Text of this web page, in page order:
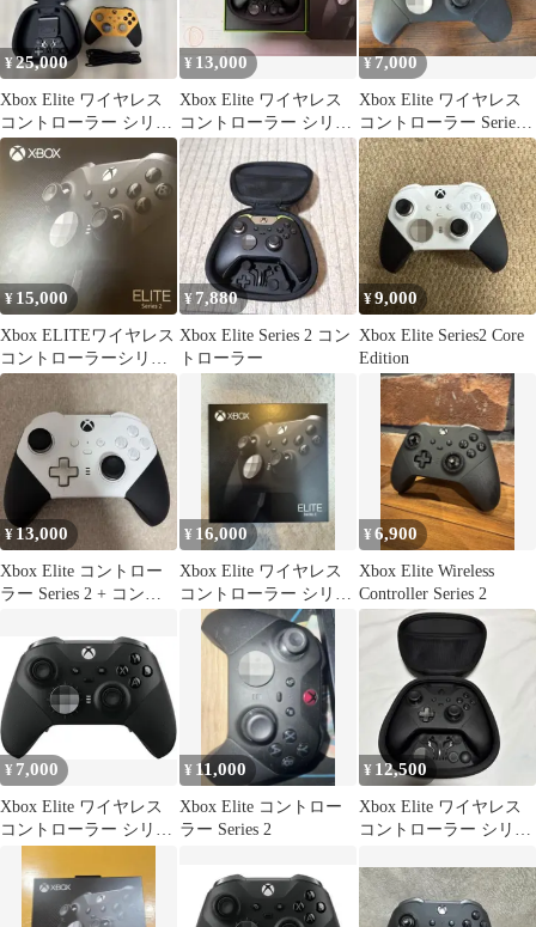
¥25,000
Xbox Elite ワイヤレス
コントローラー シリー
ズ 2
¥ 13,000
Xbox Elite ワイヤレス
コントローラー シリー
ズ2 完品 美品
¥7,000
Xbox Elite ワイヤレス
コントローラー Series 2
本体のみ
¥ 15,000
Xbox ELITEワイヤレス
コントローラーシリー
ズ2
¥7,880
Xbox Elite Series 2 コン
トローラー
¥9,000
Xbox Elite Series2 Core
Edition
¥ 13,000
Xbox Elite コントロー
ラー Series 2 + コンポ
¥ 16,000
Xbox Elite ワイヤレス
コントローラー シリー
ズ2 未開封
¥6,900
Xbox Elite Wireless
Controller Series 2
¥ 7,000
Xbox Elite ワイヤレス
コントローラー シリー
¥ 11,000
Xbox Elite コントロー
ラー Series 2
¥ 12,500
Xbox Elite ワイヤレス
コントローラー シリー